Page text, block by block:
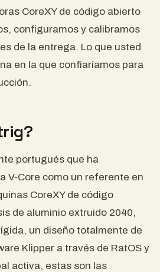
CoreXY de código abierto
configuramos y calibramos
de la entrega. Lo que usted
en la que confiaríamos para
portugués que ha
V-Core como un referente en
CoreXY de código
de aluminio extruido 2040,
un diseño totalmente de
Klipper a través de RatOS y
activa, estas son las